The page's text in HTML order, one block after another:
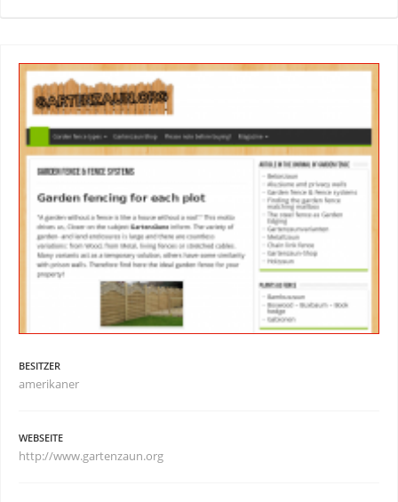
BESITZER
amerikaner
WEBSEITE
http://www.gartenzaun.org